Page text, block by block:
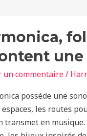
un commentaire/
possède une
les routes
transmet en